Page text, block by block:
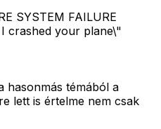
SYSTEM FAILURE
crashed your plane\"
hasonmás témából a
lett is értelme nem csak